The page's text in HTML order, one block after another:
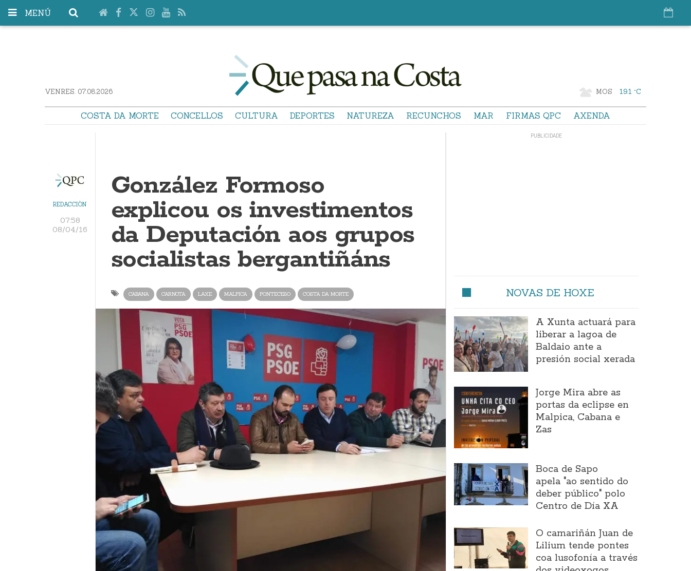
MENÚ
VENRES. 07.08.2026 MOS 19.1 °C
COSTA DA MORTE CONCELLOS CULTURA DEPORTES NATUREZA RECUNCHOS MAR FIRMAS QPC AXENDA
REDACCIÓN
07:58
08/04/16
González Formoso
explicou os investimentos
da Deputación aos grupos
socialistas bergantiñáns
CABANA CARNOTA LAXE MALPICA PONTECESO COSTA DA MORTE NOVAS DE HOXE
A Xunta actuará para
liberar a lagoa de
Baldaio ante a
presión social xerada
Jorge Mira abre as
portas da eclipse en
Malpica, Cabana e
Zas
Boca de Sapo
apela "ao sentido do
deber público" polo
Centro de Día XA
O camariñán Juan de
Lilium tende pontes
coa lusofonía a través